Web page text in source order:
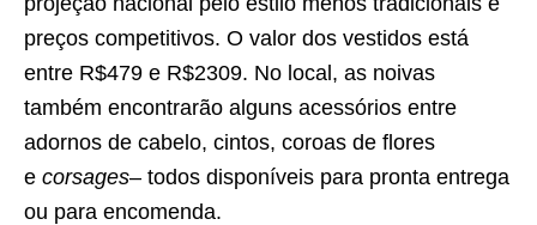
preços competitivos. O valor dos vestidos está
entre R$479 e R$2309. No local, as noivas
também encontrarão alguns acessórios entre
adornos de cabelo, cintos, coroas de flores
e corsages– todos disponíveis para pronta entrega
ou para encomenda.